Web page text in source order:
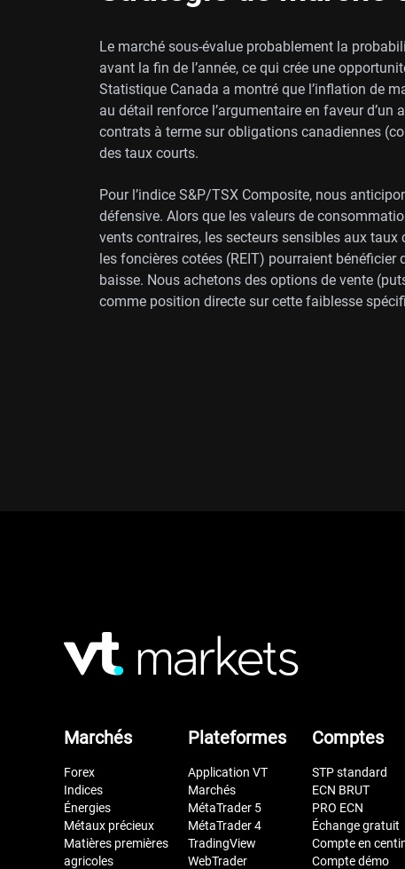
Le marché sous-évalue probablement la
avant la fin de l’année, ce qui crée une
Statistique Canada a montré que l’inflation de
au détail renforce l’argumentaire en faveur
contrats à terme sur obligations canadiennes
des taux courts.
Pour l’indice S&P/TSX Composite, nous
défensive. Alors que les valeurs de
vents contraires, les secteurs sensibles aux
les foncières cotées (REIT) pourraient bénéficier
baisse. Nous achetons des options de vente
comme position directe sur cette faiblesse
Marchés
Forex
Indices
Énergies
Métaux précieux
Matières premières
agricoles
Plateformes
Application VT
Marchés
MétaTrader 5
MétaTrader 4
TradingView
WebTrader
Comptes
STP standard
ECN BRUT
PRO ECN
Échange gratuit
Compte en
Compte démo